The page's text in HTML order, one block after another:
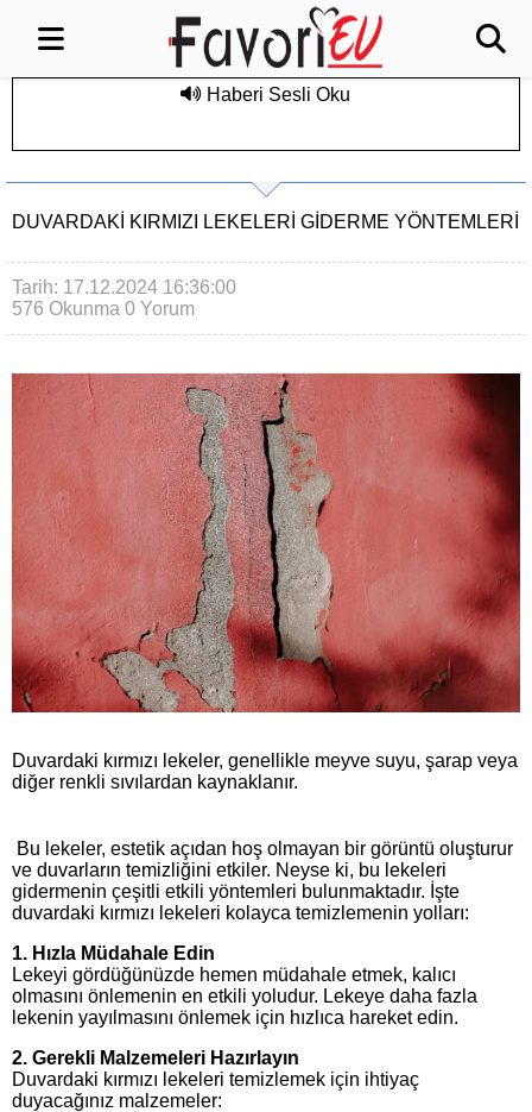
Haberi Sesli Oku
DUVARDAKI KIRMIZI LEKELERI GIDERME YÖNTEMLERI
Tarih: 17.12.2024 16:36:00
576 Okunma 0 Yorum
Duvardaki kırmızı lekeler, genellikle meyve suyu, şarap veya
diğer renkli sıvılardan kaynaklanır.
Bu lekeler, estetik açıdan hoş olmayan bir görüntü oluşturur
ve duvarların temizliğini etkiler. Neyse ki, bu lekeleri
gidermenin çeşitli etkili yöntemleri bulunmaktadır. İşte
duvardaki kırmızı lekeleri kolayca temizlemenin yolları:
1. Hızla Müdahale Edin
Lekeyi gördüğünüzde hemen müdahale etmek, kalıcı
olmasını önlemenin en etkili yoludur. Lekeye daha fazla
lekenin yayılmasını önlemek için hızlıca hareket edin.
2. Gerekli Malzemeleri Hazırlayın
Duvardaki kırmızı lekeleri temizlemek için ihtiyaç
duyacağınız malzemeler: